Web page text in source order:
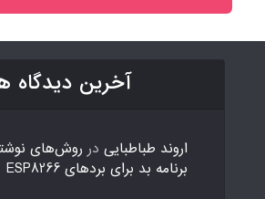
آخرین دیدگاه
اروند طباطبایی در روش‌های
برنامه بد برای بردهای ESP8266